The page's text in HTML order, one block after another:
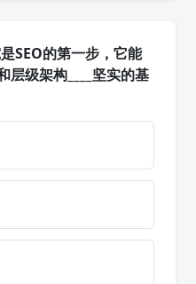
SEO的第一步，它能
层级架构____坚实的基